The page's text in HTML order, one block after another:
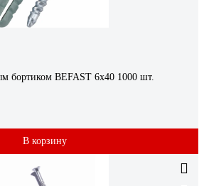
бортиком BEFAST 6x40 1000 шт.
В корзину